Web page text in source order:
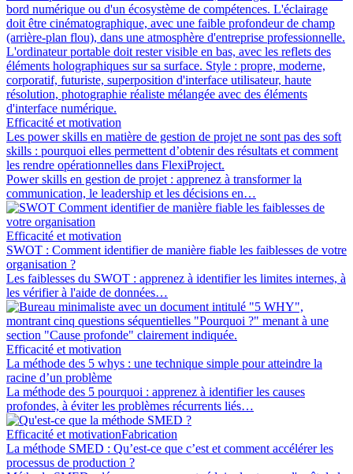
Efficacité et motivation
Les power skills en matière de gestion de projet ne sont pas des soft
skills : pourquoi elles permettent d’obtenir des résultats et comment
les rendre opérationnelles dans FlexiProject.
Power skills en gestion de projet : apprenez à transformer la
communication, le leadership et les décisions en…
Efficacité et motivation
SWOT : Comment identifier de manière fiable les faiblesses de votre
organisation ?
Les faiblesses du SWOT : apprenez à identifier les limites internes, à
les vérifier à l'aide de données…
Efficacité et motivation
La méthode des 5 whys : une technique simple pour atteindre la
racine d’un problème
La méthode des 5 pourquoi : apprenez à identifier les causes
profondes, à éviter les problèmes récurrents liés…
Efficacité et motivationFabrication
La méthode SMED : Qu’est-ce que c’est et comment accélérer les
processus de production ?